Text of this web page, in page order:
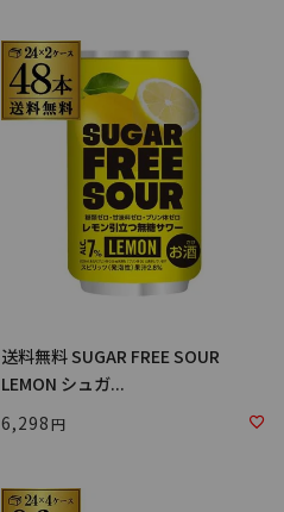
送料無料 SUGAR FREE SOUR
LEMON シュガ...
6,298